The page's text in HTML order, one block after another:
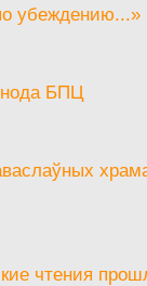
убеждению...»
БПЦ
чтения